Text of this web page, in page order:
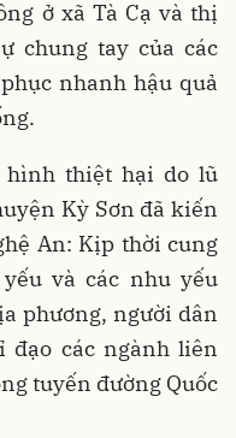
ở xã Tà Cạ và thị
chung tay của các
nhanh hậu quả
hình thiệt hại do lũ
Kỳ Sơn đã kiến
An: Kịp thời cung
và các nhu yếu
phương, người dân
đạo các ngành liên
tuyến đường Quốc